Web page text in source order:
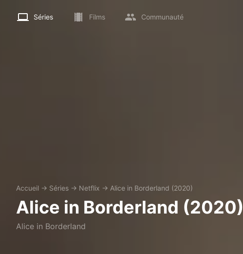
Séries Films Communauté
Accueil → Séries → Netflix → Alice in Borderland (2020)
Alice in Borderland (2020)
Alice in Borderland